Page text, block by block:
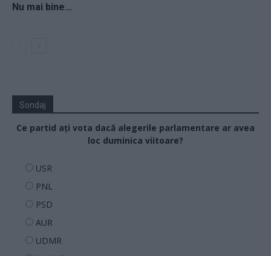
Nu mai bine...
Sondaj
Ce partid ați vota dacă alegerile parlamentare ar avea
loc duminica viitoare?
USR
PNL
PSD
AUR
UDMR